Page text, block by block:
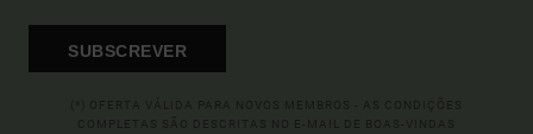
SUBSCREVER